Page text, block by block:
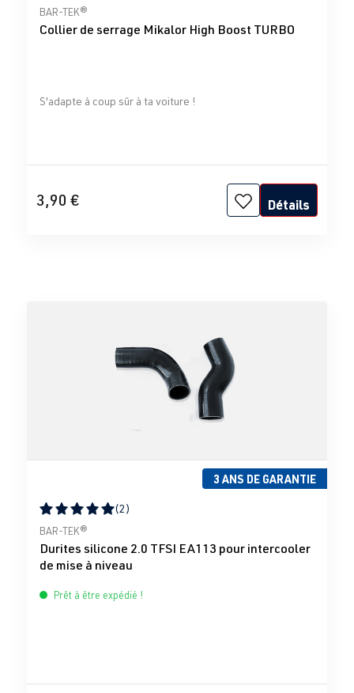
Note moyenne de 5 sur 5 étoiles
BAR-TEK®
Collier de serrage Mikalor High Boost TURBO
S'adapte à coup sûr à ta voiture !
3,90 € Détails
3 ANS DE GARANTIE
Note moyenne de 5 sur 5 étoiles
(2)
BAR-TEK®
Durites silicone 2.0 TFSI EA113 pour intercooler
de mise à niveau
Prêt à être expédié !